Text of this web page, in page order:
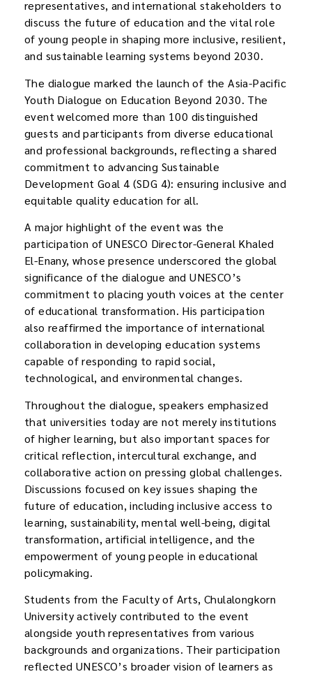
representatives, and international stakeholders to
discuss the future of education and the vital role
of young people in shaping more inclusive, resilient,
and sustainable learning systems beyond 2030.
The dialogue marked the launch of the Asia-Pacific
Youth Dialogue on Education Beyond 2030. The
event welcomed more than 100 distinguished
guests and participants from diverse educational
and professional backgrounds, reflecting a shared
commitment to advancing Sustainable
Development Goal 4 (SDG 4): ensuring inclusive and
equitable quality education for all.
A major highlight of the event was the
participation of UNESCO Director-General Khaled
El-Enany, whose presence underscored the global
significance of the dialogue and UNESCO’s
commitment to placing youth voices at the center
of educational transformation. His participation
also reaffirmed the importance of international
collaboration in developing education systems
capable of responding to rapid social,
technological, and environmental changes.
Throughout the dialogue, speakers emphasized
that universities today are not merely institutions
of higher learning, but also important spaces for
critical reflection, intercultural exchange, and
collaborative action on pressing global challenges.
Discussions focused on key issues shaping the
future of education, including inclusive access to
learning, sustainability, mental well-being, digital
transformation, artificial intelligence, and the
empowerment of young people in educational
policymaking.
Students from the Faculty of Arts, Chulalongkorn
University actively contributed to the event
alongside youth representatives from various
backgrounds and organizations. Their participation
reflected UNESCO’s broader vision of learners as